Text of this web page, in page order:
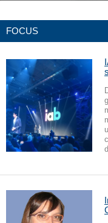
FOCUS